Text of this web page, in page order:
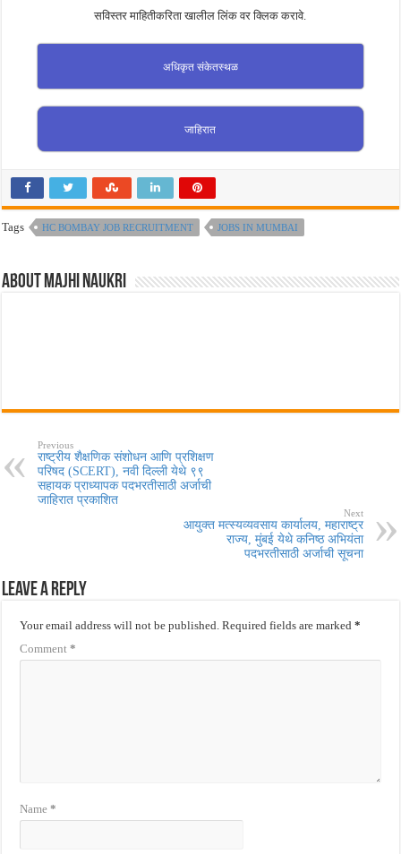
सविस्तर माहितीकरिता खालील लिंक वर क्लिक करावे.
अधिकृत संकेतस्थळ
जाहिरात
Tags HC BOMBAY JOB RECRUITMENT JOBS IN MUMBAI
About Majhi Naukri
Previous
राष्ट्रीय शैक्षणिक संशोधन आणि प्रशिक्षण
परिषद (SCERT), नवी दिल्ली येथे ९९
सहायक प्राध्यापक पदभरतीसाठी अर्जाची
जाहिरात प्रकाशित
Next
आयुक्त मत्स्यव्यवसाय कार्यालय, महाराष्ट्र
राज्य, मुंबई येथे कनिष्ठ अभियंता
पदभरतीसाठी अर्जाची सूचना
Leave a Reply
Your email address will not be published. Required fields are marked*
Comment*
Name*